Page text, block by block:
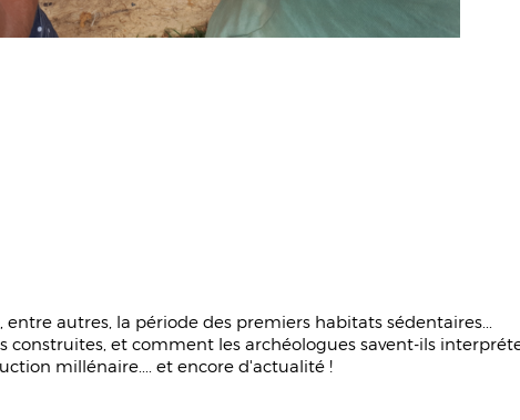
autres, la période des premiers habitats sédentaires...
construites, et comment les archéologues savent-ils
millénaire.... et encore d'actualité !